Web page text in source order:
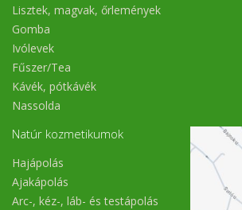
Lisztek, magvak, őrlemények
Gomba
Ivólevek
Fűszer/Tea
Kávék, pótkávék
Nassolda
Natúr kozmetikumok
Hajápolás
Ajakápolás
Arc-, kéz-, láb- és testápolás